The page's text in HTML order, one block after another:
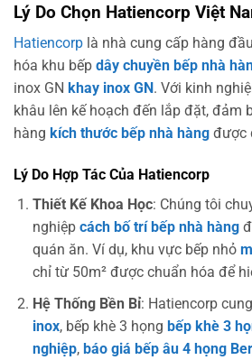
Lý Do Chọn Hatiencorp Việt
Hatiencorp là nhà cung cấp hàng
hóa khu bếp dây chuyền bếp nhà
inox GN khay inox GN . Với kinh
khâu lên kế hoạch đến lắp đặt, đảm
hàng kích thước bếp nhà hàng được
Lý Do Hợp Tác Của Hatiencorp
Thiết Kế Khoa Học: Chúng tôi
nghiệp cách bố trí bếp nhà hàng
quán ăn. Ví dụ, khu vực bếp nhỏ
chỉ từ 50m² được chuẩn hóa để
Hệ Thống Bền Bỉ: Hatiencorp
inox, bếp khè 3 họng bếp khè 3
nghiệp, báo giá bếp âu 4 họng